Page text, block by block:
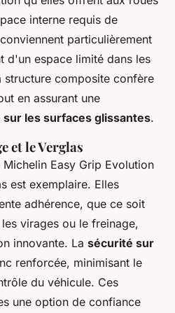
interne requis de
particulièrement
d'un espace limité dans les
structure composite confère
en assurant une
les surfaces glissantes.
et le Verglas
Michelin Easy Grip Evolution
est exemplaire. Elles
adhérence, que ce soit
virages ou le freinage,
innovante. La sécurité sur
renforcée, minimisant le
du véhicule. Ces
une option de confiance